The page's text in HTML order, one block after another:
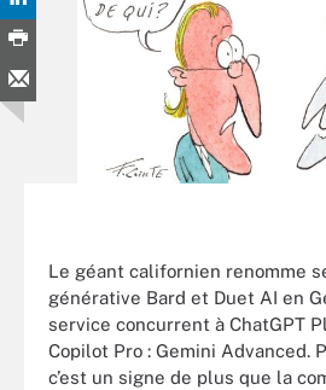
Le géant californien renomme
générative Bard et Duet AI en
service concurrent à ChatGPT
Copilot Pro : Gemini Advanced.
c’est un signe de plus que la